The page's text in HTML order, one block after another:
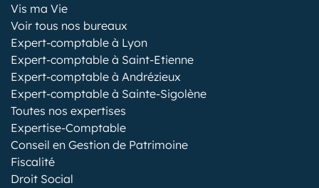
Vis ma Vie
Voir tous nos bureaux
Expert-comptable à Lyon
Expert-comptable à Saint-Etienne
Expert-comptable à Andrézieux
Expert-comptable à Sainte-Sigolène
Toutes nos expertises
Expertise-Comptable
Conseil en Gestion de Patrimoine
Fiscalité
Droit Social